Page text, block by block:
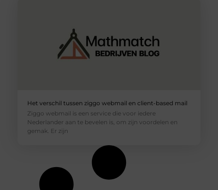
Het verschil tussen ziggo webmail en client-based mail
Ziggo webmail is een service die voor iedere
Nederlander aan te bevelen is, om zijn voordelen en
gemak. Er zijn